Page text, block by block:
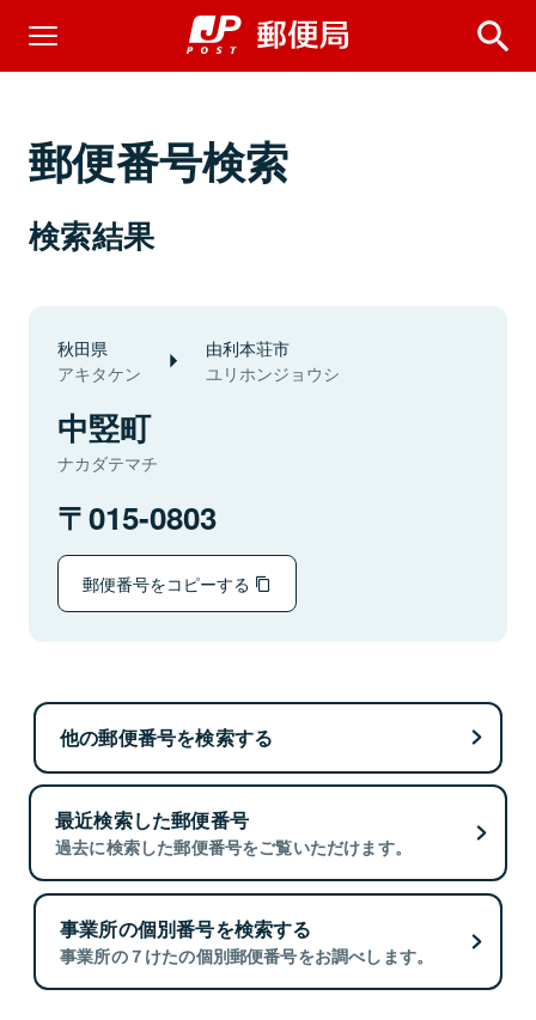
郵便番号検索
検索結果
秋田県
アキタケン
由利本荘市
ユリホンジョウシ
中竪町
ナカダテマチ
015-0803
郵便番号をコピーする
他の郵便番号を検索する
最近検索した郵便番号
過去に検索した郵便番号をご覧いただけます。
事業所の個別番号を検索する
事業所の７けたの個別郵便番号をお調べします。